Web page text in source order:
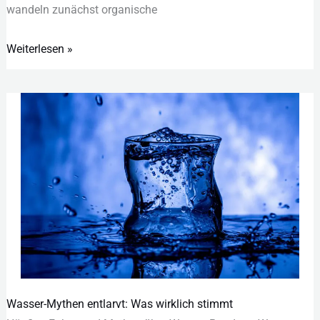
wan︇deln zun︇ächst org︇anische
Weiterlesen »
Wasser-Mythen entlarvt: Was wirklich stimmt
Wasser-